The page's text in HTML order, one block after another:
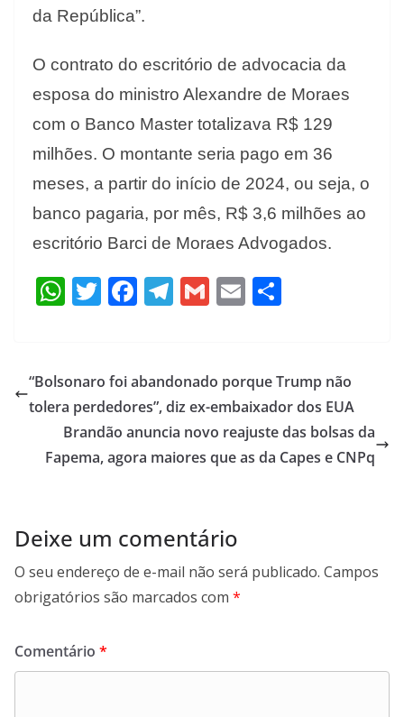
da República”.
O contrato do escritório de advocacia da
esposa do ministro Alexandre de Moraes
com o Banco Master totalizava R$ 129
milhões. O montante seria pago em 36
meses, a partir do início de 2024, ou seja, o
banco pagaria, por mês, R$ 3,6 milhões ao
escritório Barci de Moraes Advogados.
W
s
A
p
p
T
er
F
b
o
o
k
T
gr
a
m
G
l
E
l e
“Bolsonaro foi abandonado porque Trump não
tolera perdedores”, diz ex-embaixador dos EUA
Brandão anuncia novo reajuste das bolsas da
Fapema, agora maiores que as da Capes e CNPq
Deixe um comentário
O seu endereço de e-mail não será publicado. Campos
obrigatórios são marcados com *
Comentário *